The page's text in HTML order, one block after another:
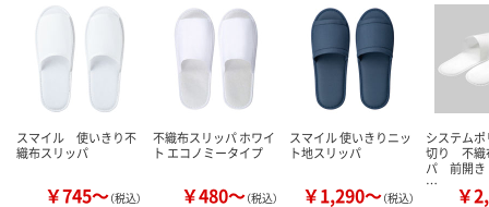
スマイル 使いきり不
織布スリッパ
￥745～（税込）
不織布スリッパ ホワイ
ト エコノミータイプ
￥480～（税込）
スマイル 使いきりニッ
ト地スリッパ
￥1,290～（税込）
システム
切り 不織
パ 前開
…
￥